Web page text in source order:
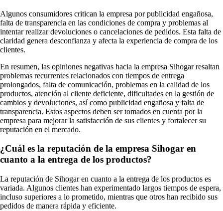
Algunos consumidores critican la empresa por publicidad engañosa,
falta de transparencia en las condiciones de compra y problemas al
intentar realizar devoluciones o cancelaciones de pedidos. Esta falta de
claridad genera desconfianza y afecta la experiencia de compra de los
clientes.
En resumen, las opiniones negativas hacia la empresa Sihogar resaltan
problemas recurrentes relacionados con tiempos de entrega
prolongados, falta de comunicación, problemas en la calidad de los
productos, atención al cliente deficiente, dificultades en la gestión de
cambios y devoluciones, así como publicidad engañosa y falta de
transparencia. Estos aspectos deben ser tomados en cuenta por la
empresa para mejorar la satisfacción de sus clientes y fortalecer su
reputación en el mercado.
¿Cuál es la reputación de la empresa Sihogar en
cuanto a la entrega de los productos?
La reputación de Sihogar en cuanto a la entrega de los productos es
variada. Algunos clientes han experimentado largos tiempos de espera,
incluso superiores a lo prometido, mientras que otros han recibido sus
pedidos de manera rápida y eficiente.